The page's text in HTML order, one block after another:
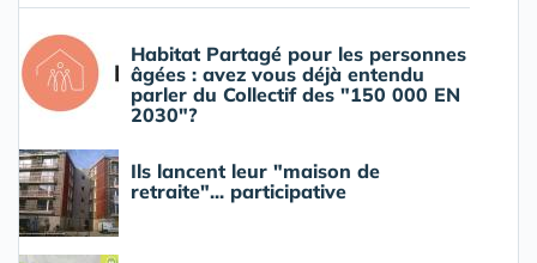
Habitat Partagé pour les personnes
âgées : avez vous déjà entendu
parler du Collectif des "150 000 EN
2030"?
Ils lancent leur "maison de
retraite"... participative